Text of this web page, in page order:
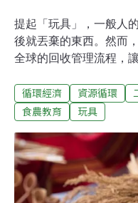
提起「玩具」，一般人
後就丟棄的東西。然而
全球的回收管理流程，
相當於減少516公噸碳
灣各角落的行動，以玩
管理獨步全球 20年前，
作關係，常帶孩子出國
能帶的玩具不多。有一
店門口，突然跟他說：
循環經濟 資源循環
食農教育
玩具